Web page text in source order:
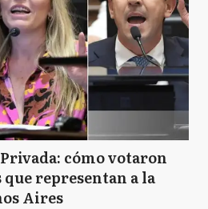
cómo votaron
representan a la
Aires